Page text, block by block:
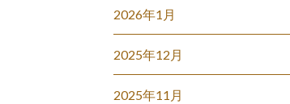
2026年1月
2025年12月
2025年11月